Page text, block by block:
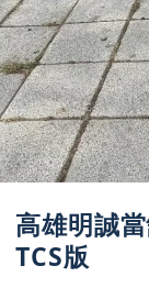
高雄明誠
TCS版